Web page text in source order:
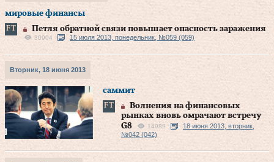
мировые финансы
Петля обратной связи повышает опасность заражения
30904 15 июля 2013, понедельник, №059 (059)
Вторник, 18 июня 2013
сaммит
Волнения на финансовых
рынках вновь омрачают встречу
G8
14989
18 июня 2013, вторник,
№042 (042)